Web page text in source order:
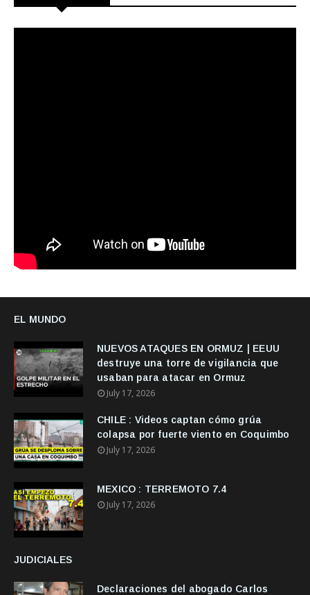
EL MUNDO
NUEVOS ATAQUES EN ORMUZ | EEUU
destruye una torre de vigilancia que
usaban para atacar en Ormuz
July 17, 2026
CHILE : Videos captan cómo grúa
colapsa por fuerte viento en Coquimbo
July 17, 2026
MEXICO : TERREMOTO 7.4
July 17, 2026
JUDICIALES
Declaraciones del abogado Carlos